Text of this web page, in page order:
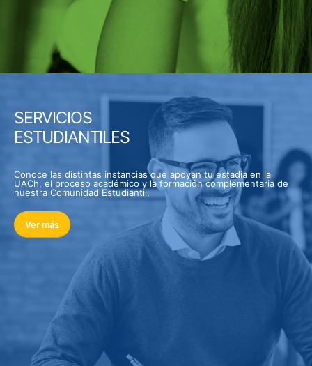
SERVICIOS
ESTUDIANTILES
Conoce las distintas instancias que apoyan tu estadía en la
UACh, el proceso académico y la formación complementaria de
nuestra Comunidad Estudiantil.
Ver más